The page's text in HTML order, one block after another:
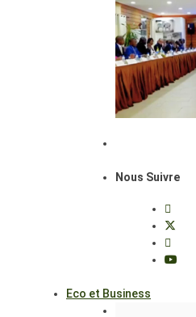
Nous Suivre
Eco et Business